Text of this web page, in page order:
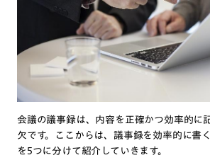
会議の議事録は、内容を正確かつ効率的に
欠です。ここからは、議事録を効率的に書
を5つに分けて紹介していきます。